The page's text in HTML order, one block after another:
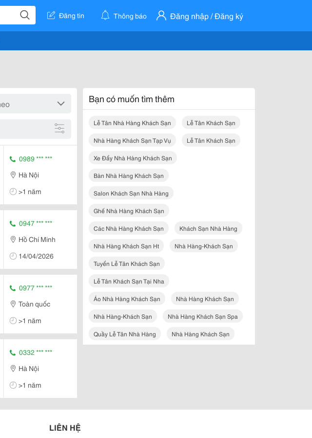
Đăng tin Thông báo Đăng nhập / Đăng ký
0989 *** ***
Hà Nội
>1 năm
0947 *** ***
Hồ Chí Minh
14/04/2026
0977 *** ***
Toàn quốc
>1 năm
0332 *** ***
Hà Nội
>1 năm
Bạn có muốn tìm thêm
Lễ Tân Nhà Hàng Khách Sạn Lễ Tân Khách Sạn
Nhà Hàng Khách Sạn Tạp Vụ Lễ Tân Khách Sạn
Xe Đẩy Nhà Hàng Khách Sạn
Bàn Nhà Hàng Khách Sạn
Salon Khách Sạn Nhà Hàng
Ghế Nhà Hàng Khách Sạn
Các Nhà Hàng Khách Sạn Khách Sạn Nhà Hàng
Nhà Hàng Khách Sạn Ht Nhà Hàng-Khách Sạn
Tuyển Lễ Tân Khách Sạn
Lễ Tân Khách Sạn Tại Nha
Áo Nhà Hàng Khách Sạn Nhà Hàng Khách Sạn
Nhà Hàng-Khách Sạn Nhà Hàng Khách Sạn Spa
Quầy Lễ Tân Nhà Hàng Nhà Hàng Khách Sạn
LIÊN HỆ